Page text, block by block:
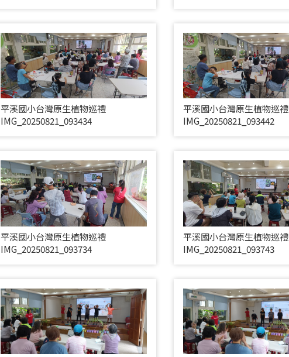
平溪國小台灣原生植物巡禮
IMG_20250821_093434
平溪國小台灣原生植物巡禮
IMG_20250821_093442
平溪國小台灣原生植物巡禮
IMG_20250821_093734
平溪國小台灣原生植物巡禮
IMG_20250821_093743